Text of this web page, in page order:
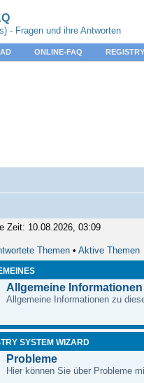
- Fragen und ihre Antworten
ONLINE-FAQ
Zeit: 10.08.2026, 03:09
Themen• Aktive Themen
Allgemeine Informationen
Allgemeine Informationen zu
SYSTEM WIZARD
Probleme
Hier können Sie über Probleme